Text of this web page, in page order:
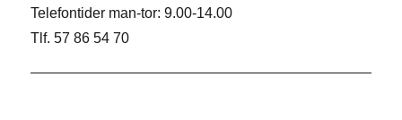
Telefontider man-tor: 9.00-14.00
Tlf. 57 86 54 70